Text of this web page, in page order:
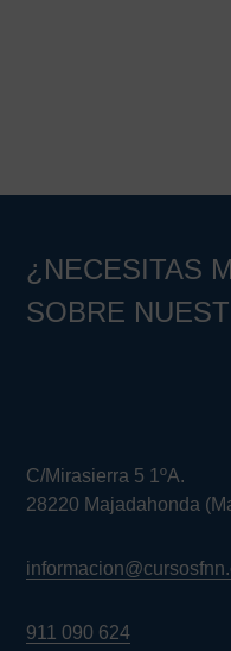
¿NECESITAS
SOBRE
C/Mirasierra 5 1ºA.
28220 Majadahonda
911 090 624